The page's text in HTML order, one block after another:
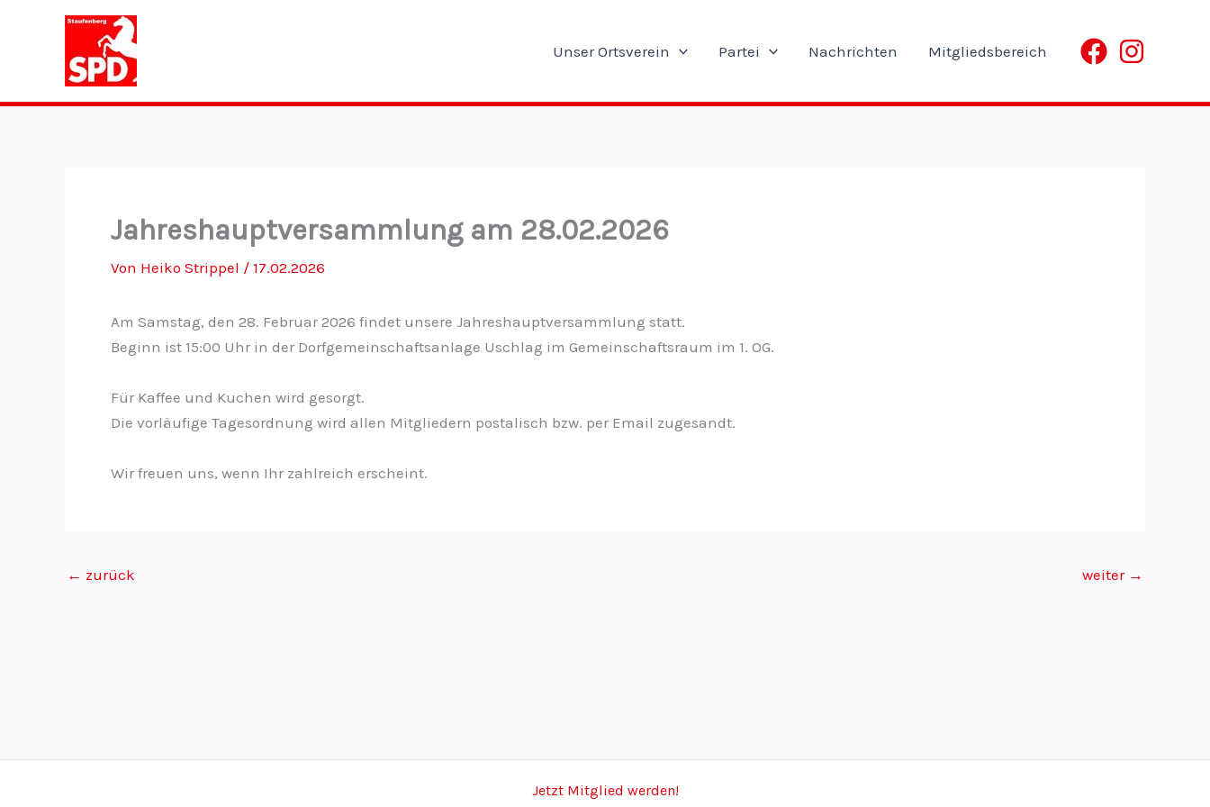
Unser Ortsverein Partei Nachrichten Mitgliedsbereich
Jahreshauptversammlung am 28.02.2026
Von Heiko Strippel / 17.02.2026
Am Samstag, den 28. Februar 2026 findet unsere Jahreshauptversammlung statt.
Beginn ist 15:00 Uhr in der Dorfgemeinschaftsanlage Uschlag im Gemeinschaftsraum im 1. OG.
Für Kaffee und Kuchen wird gesorgt.
Die vorläufige Tagesordnung wird allen Mitgliedern postalisch bzw. per Email zugesandt.
Wir freuen uns, wenn Ihr zahlreich erscheint.
← zurück weiter →
Jetzt Mitglied werden!